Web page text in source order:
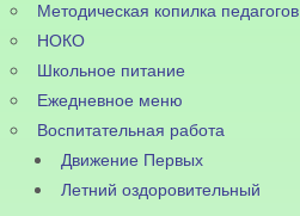
Методическая копилка педагогов
НОКО
Школьное питание
Ежедневное меню
Воспитательная работа
Движение Первых
Летний оздоровительный